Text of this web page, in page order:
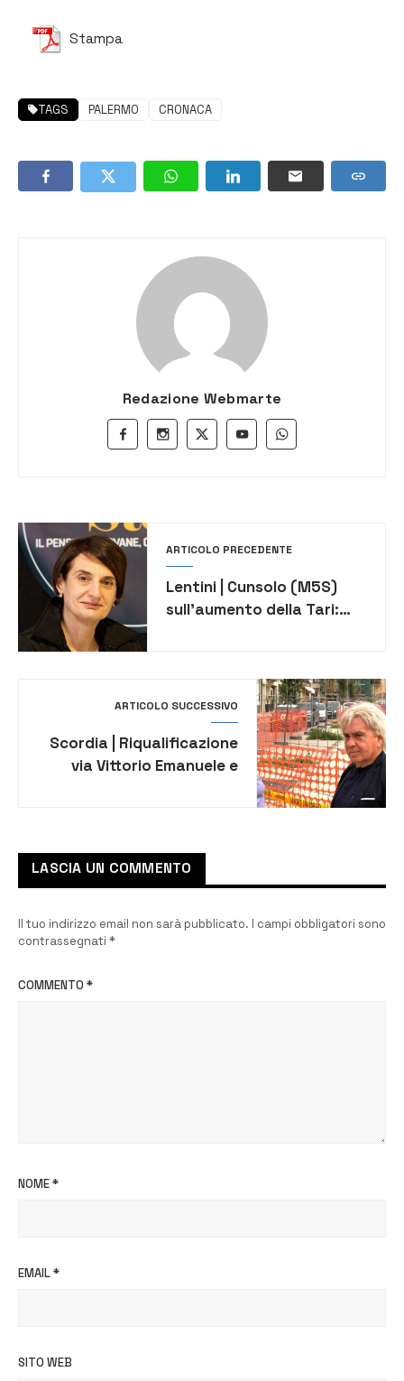
Stampa
TAGS PALERMO CRONACA
Redazione Webmarte
ARTICOLO PRECEDENTE
Lentini | Cunsolo (M5S)
sull’aumento della Tari:
comunità, vergogna!”
ARTICOLO SUCCESSIVO
Scordia | Riqualificazione
via Vittorio Emanuele e
la valorizzazione del
nostro patrimonio
LASCIA UN COMMENTO
Il tuo indirizzo email non sarà pubblicato. I campi obbligatori sono
contrassegnati *
COMMENTO *
NOME*
EMAIL*
SITO WEB